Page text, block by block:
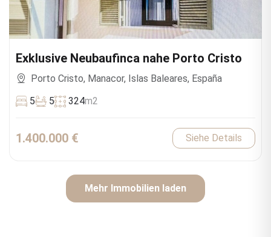
Exklusive Neubaufinca nahe Porto Cristo
Porto Cristo, Manacor, Islas Baleares, España
5
5 324m2
1.400.000 € Siehe Details
Mehr Immobilien laden